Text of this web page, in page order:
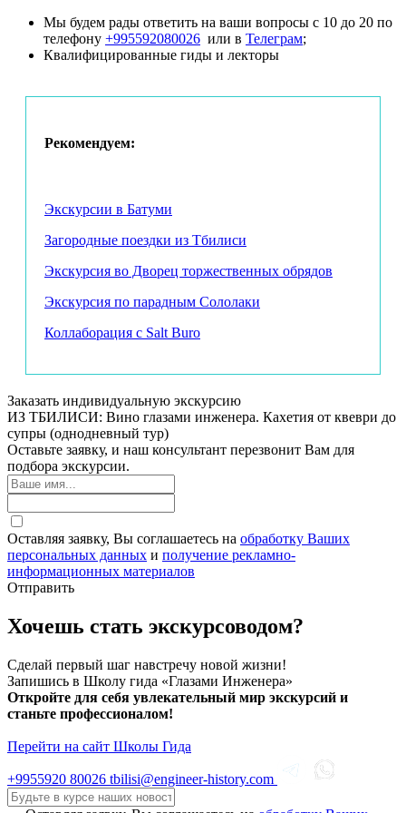
ОБРАТИТЕ ВНИМАНИЕ! К сожалению, мы не сможем ждать
опаздывающих дольше 15 минут. Автобус отправляется не
позднее 09:45.
12:00 – посещение мастерской по изготовлению квеври и
знакомство с мастером квеври;
14:00 – экскурсия по ампелографическому музею и музею
вина Shumi;
16:00 – дегустация вин хозяйства Shumi;
17:00 – трансфер в Кварели;
17:30 – экскурсия по Кварельскому винному тоннелю;
трансфер по маршруту;
экскурсионное сопровождение на маршруте;
посещение мастерской по изготовлению квеври;
обед на винодельне Shumi;
посещение ампелографического музея и музея
виноделия;
дегустация вин на винодельне Shumi;
экскурсия по Кварельскому винному тоннелю.
Эчмиадзин
Где заканчиваем:там же
Вы узнаете нашего гида по табличке с
надписью «Тбилиси Глазами Инженера».
Погода в Кахетии может отличаться от погоды в
Тбилиси. Уточните прогноз погоды утром перед
Мы будем рады ответить на ваши вопросы с 10 до 20 по
телефону +995592080026 или в Телеграм;
Квалифицированные гиды и лекторы
Рекомендуем:
Экскурсии в Батуми
Загородные поездки из Тбилиси
Экскурсия во Дворец торжественных обрядов
Экскурсия по парадным Сололаки
Коллаборация с Salt Buro
Заказать индивидуальную экскурсию
ИЗ ТБИЛИСИ: Вино глазами инженера. Кахетия от квеври до
супры (однодневный тур)
Оставьте заявку, и наш консультант перезвонит Вам для
подбора экскурсии.
Оставляя заявку, Вы соглашаетесь на обработку Ваших
персональных данных и получение рекламно-
информационных материалов
Отправить
Хочешь стать экскурсоводом?
Сделай первый шаг навстречу новой жизни!
Запишись в Школу гида «Глазами Инженера»
Откройте для себя увлекательный мир экскурсий и
станьте профессионалом!
Перейти на сайт Школы Гида
+9955920 80026 tbilisi@engineer-history.com